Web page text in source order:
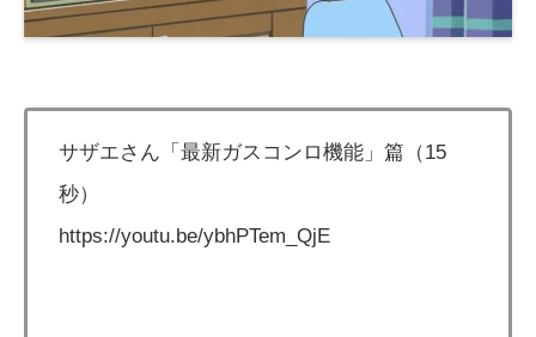
サザエさん「最新ガスコンロ機能」篇（15
秒）
https://youtu.be/ybhPTem_QjE